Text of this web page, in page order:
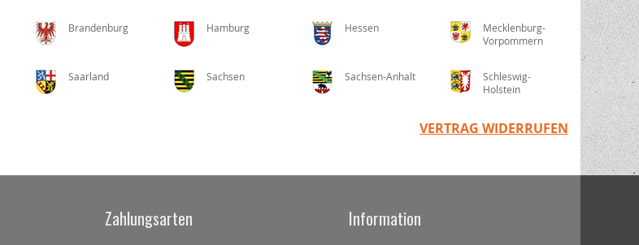
Brandenburg Hamburg Hessen
Mecklenburg-
Vorpommern
Saarland Sachsen Sachsen-Anhalt
Schleswig-
Holstein
VERTRAG WIDERRUFEN
Zahlungsarten Information